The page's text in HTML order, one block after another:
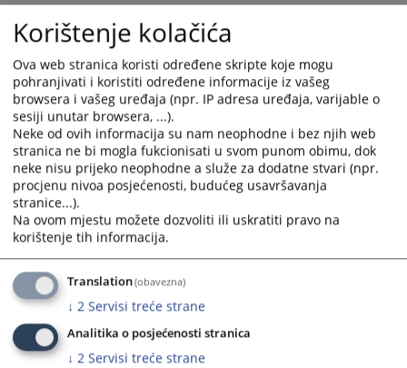
Prikazana vijest je na: Hrvatski jezik
Prateći dokumenti
Pravilnik o objavljivanju sudskih odluka
161PREGLEDA
Korištenje kolačića
Ova web stranica koristi određene skripte koje mogu
pohranjivati i koristiti određene informacije iz vašeg
browsera i vašeg uređaja (npr. IP adresa uređaja, varijable o
sesiji unutar browsera, ...).
Neke od ovih informacija su nam neophodne i bez njih web
stranica ne bi mogla fukcionisati u svom punom obimu, dok
neke nisu prijeko neophodne a služe za dodatne stvari (npr.
procjenu nivoa posjećenosti, budućeg usavršavanja
stranice...).
Na ovom mjestu možete dozvoliti ili uskratiti pravo na
korištenje tih informacija.
Translation(obavezna)
↓ 2 Servisi treće strane
Analitika o posjećenosti stranica
↓ 2 Servisi treće strane